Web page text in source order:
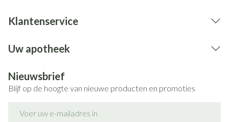
Spierpijn (myalgie)
Verhoogde eetlust, gewichtstoename
Slapeloosheid (insomnia), depressie, zenuwachtigheid,
libido)
spraakstoornis, stuipen
Klantenservice
Uw apotheek
Nieuwsbrief
Blijf op de hoogte van nieuwe producten en promoties